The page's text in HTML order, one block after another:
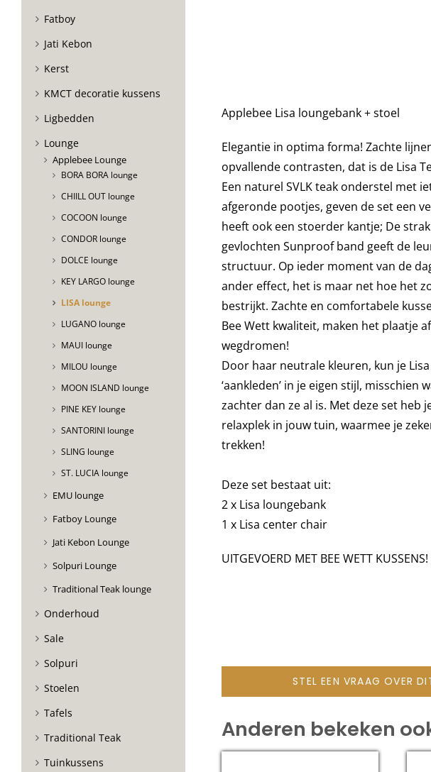
Applebee Lisa loungebank + stoel
Elegantie in optima forma! Zachte
opvallende contrasten, dat is de Lisa
Een naturel SVLKteak onderstel met
afgeronde pootjes, geven de set een
heeft ook een stoerder kantje; De strak
gevlochten Sunproof band geeft de
structuur. Op ieder moment van de
ander effect, het is maar net hoe het
bestrijkt. Zachte en comfortabele
BeeWettkwaliteit, maken het plaatje
wegdromen!
Door haarneutrale kleuren, kun je
‘aankleden’ in je eigen stijl, misschien
zachter dan ze al is. Met deze set heb
relaxplek in jouw tuin, waarmee je
trekken!
Deze set bestaat uit:
2 x Lisa loungebank
1 x Lisa center chair
UITGEVOERD MET BEE WETT KUSSENS!
STEL EEN VRAAG OVER
Anderen bekeken
Fatboy
Jati Kebon
Kerst
KMCT decoratie kussens
Ligbedden
Lounge
Applebee Lounge
BORA BORA lounge
CHIILL OUT lounge
COCOON lounge
CONDOR lounge
DOLCE lounge
KEY LARGO lounge
LISA lounge
LUGANO lounge
MAUI lounge
MILOU lounge
MOON ISLAND lounge
PINE KEY lounge
SANTORINI lounge
SLING lounge
ST. LUCIA lounge
EMU lounge
Fatboy Lounge
Jati Kebon Lounge
Solpuri Lounge
Traditional Teak lounge
Onderhoud
Sale
Solpuri
Stoelen
Tafels
Traditional Teak
Tuinkussens